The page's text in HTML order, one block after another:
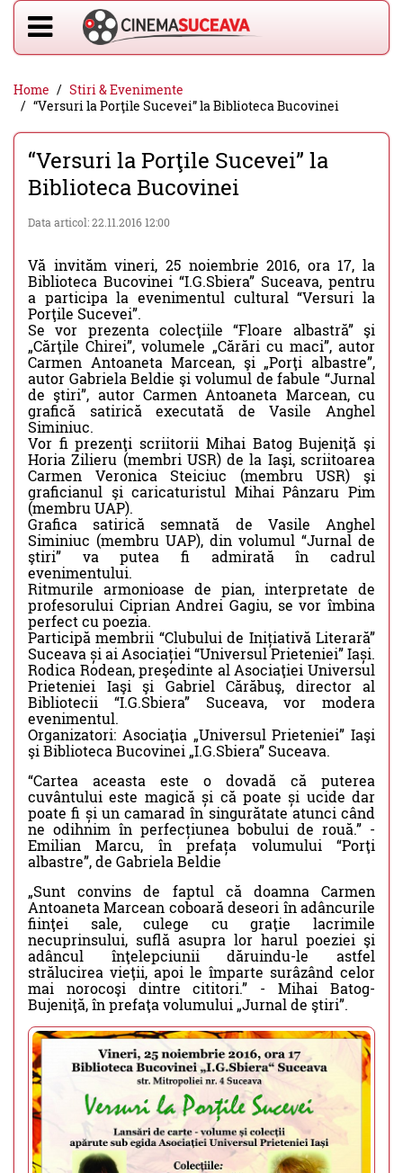
Home
Stiri & Evenimente
“Versuri la Porţile Sucevei” la Biblioteca Bucovinei
“Versuri la Porţile Sucevei” la
Biblioteca Bucovinei
Data articol: 22.11.2016 12:00
Vă invităm vineri, 25 noiembrie 2016, ora 17, la
Biblioteca Bucovinei “I.G.Sbiera” Suceava, pentru
a participa la evenimentul cultural “Versuri la
Porţile Sucevei”.
Se vor prezenta colecţiile “Floare albastră” şi
„Cărţile Chirei”, volumele „Cărări cu maci”, autor
Carmen Antoaneta Marcean, şi „Porţi albastre”,
autor Gabriela Beldie şi volumul de fabule “Jurnal
de ştiri”, autor Carmen Antoaneta Marcean, cu
grafică satirică executată de Vasile Anghel
Siminiuc.
Vor fi prezenţi scriitorii Mihai Batog Bujeniţă şi
Horia Zilieru (membri USR) de la Iaşi, scriitoarea
Carmen Veronica Steiciuc (membru USR) şi
graficianul şi caricaturistul Mihai Pânzaru Pim
(membru UAP).
Grafica satirică semnată de Vasile Anghel
Siminiuc (membru UAP), din volumul “Jurnal de
ştiri” va putea fi admirată în cadrul
evenimentului.
Ritmurile armonioase de pian, interpretate de
profesorului Ciprian Andrei Gagiu, se vor îmbina
perfect cu poezia.
Participă membrii “Clubului de Inițiativă Literară”
Suceava și ai Asociației “Universul Prieteniei” Iași.
Rodica Rodean, preşedinte al Asociaţiei Universul
Prieteniei Iaşi şi Gabriel Cărăbuş, director al
Bibliotecii “I.G.Sbiera” Suceava, vor modera
evenimentul.
Organizatori: Asociaţia „Universul Prieteniei” Iaşi
şi Biblioteca Bucovinei „I.G.Sbiera” Suceava.
“Cartea aceasta este o dovadă că puterea
cuvântului este magică și că poate și ucide dar
poate fi și un camarad în singurătate atunci când
ne odihnim în perfecțiunea bobului de rouă.” -
Emilian Marcu, în prefața volumului “Porţi
albastre”, de Gabriela Beldie
„Sunt convins de faptul că doamna Carmen
Antoaneta Marcean coboară deseori în adâncurile
fiinţei sale, culege cu graţie lacrimile
necuprinsului, suflă asupra lor harul poeziei şi
adâncul înţelepciunii dăruindu-le astfel
strălucirea vieţii, apoi le împarte surâzând celor
mai norocoşi dintre cititori.” - Mihai Batog-
Bujeniţă, în prefaţa volumului „Jurnal de ştiri”.